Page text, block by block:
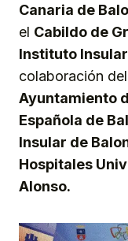
Canaria de
el Cabildo de
Instituto
colaboración del
Ayuntamiento
Española de
Insular de
Hospitales
Alonso.